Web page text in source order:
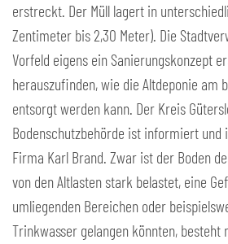
erstreckt. Der Müll lagert in
Zentimeter bis 2,30 Meter). Die
Vorfeld eigens ein Sanierungskonzept
herauszufinden, wie die Altdeponie am
entsorgt werden kann. Der Kreis
Bodenschutzbehörde ist informiert und
Firma Karl Brand. Zwar ist der Boden
von den Altlasten stark belastet, eine
umliegenden Bereichen oder
Trinkwasser gelangen könnten, besteht